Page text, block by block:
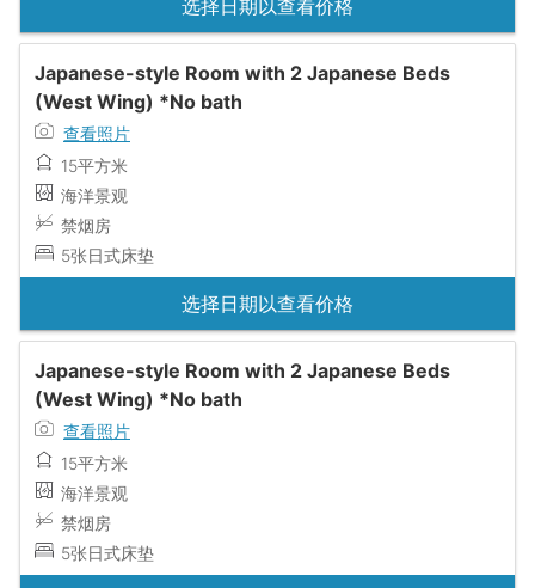
选择日期以查看价格
Japanese-style Room with 2 Japanese Beds
(West Wing) *No bath
查看照片
15平方米
海洋景观
禁烟房
5张日式床垫
选择日期以查看价格
Japanese-style Room with 2 Japanese Beds
(West Wing) *No bath
查看照片
15平方米
海洋景观
禁烟房
5张日式床垫